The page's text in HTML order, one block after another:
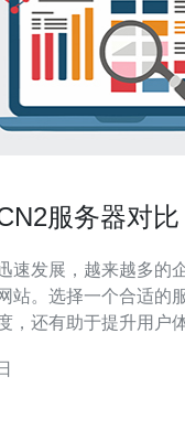
服务器对
速发展，越来越多的
站。选择一个合适的
，还有助于提升用户
的韩国CN2服务器进